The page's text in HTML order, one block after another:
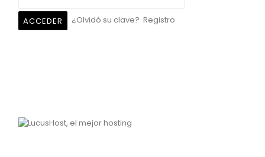
¿Olvidó su clave? Registro